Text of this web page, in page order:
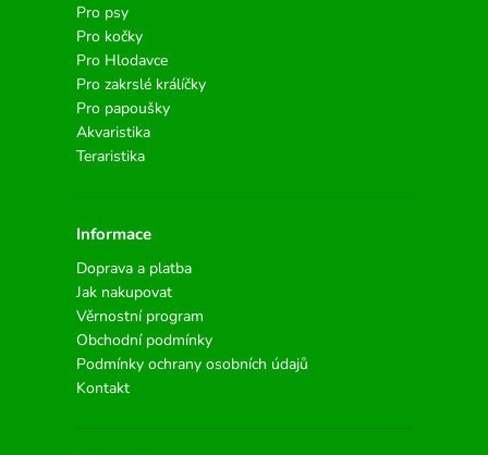
Pro psy
Pro kočky
Pro Hlodavce
Pro zakrslé králíčky
Pro papoušky
Akvaristika
Teraristika
Informace
Doprava a platba
Jak nakupovat
Věrnostní program
Obchodní podmínky
Podmínky ochrany osobních údajů
Kontakt